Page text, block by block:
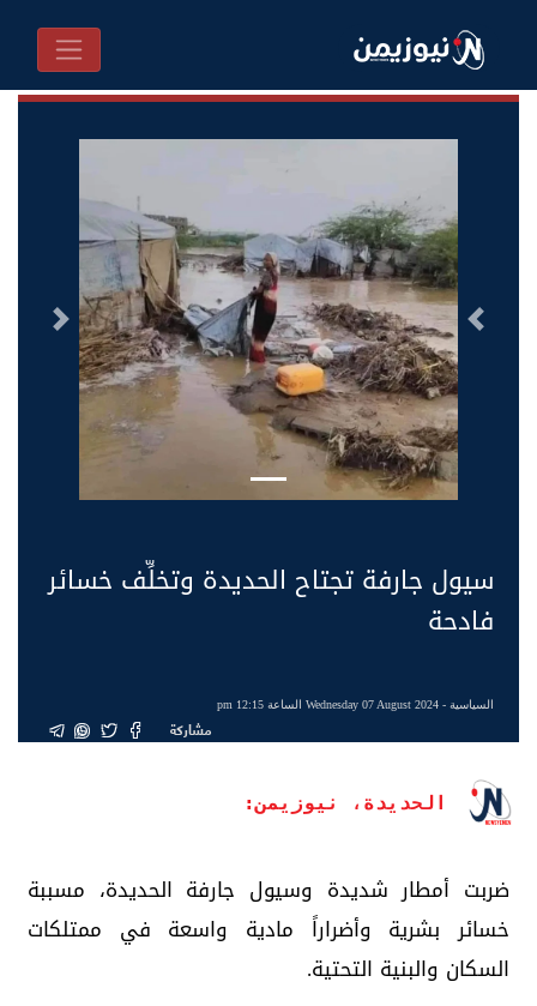
السابق التالى
سيول جارفة تجتاح الحديدة وتخلِّف خسائر
فادحة
السياسية- Wednesday 07 August 2024 الساعة 12:15 pm
مشاركة
الحديدة، نيوزيمن:
ضربت أمطار شديدة وسيول جارفة الحديدة، مسببة
خسائر بشرية وأضراراً مادية واسعة في ممتلكات
السكان والبنية التحتية.